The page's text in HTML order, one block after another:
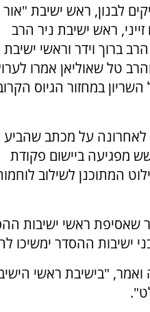
לבנון, ראש ישיבת "אור
ראש ישיבת ניר הרב
ברוך וידר וראשי ישיבת
טל שאוליאן אמרו
במחזור הגיוס
על מכתב שהביע
מפגיעה ביישום פקודת
המתוכנן לשילוב
ישיבות ההסדר ימשיכו
"בישיבת ראשי